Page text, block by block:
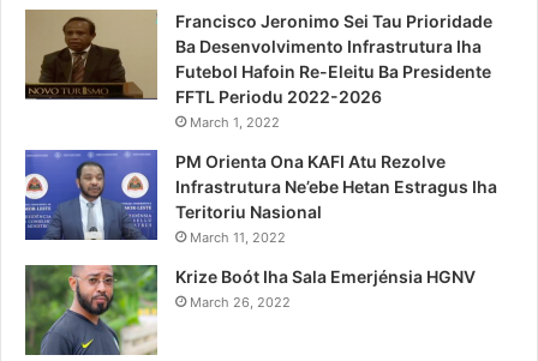
Francisco Jeronimo Sei Tau Prioridade
Ba Desenvolvimento Infrastrutura Iha
Futebol Hafoin Re-Eleitu Ba Presidente
FFTL Periodu 2022-2026
March 1, 2022
PM Orienta Ona KAFI Atu Rezolve
Infrastrutura Ne’ebe Hetan Estragus Iha
Teritoriu Nasional
March 11, 2022
Krize Boót Iha Sala Emerjénsia HGNV
March 26, 2022